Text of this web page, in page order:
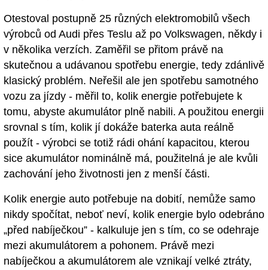
Otestoval postupně 25 různých elektromobilů všech
výrobců od Audi přes Teslu až po Volkswagen, někdy i
v několika verzích. Zaměřil se přitom právě na
skutečnou a udávanou spotřebu energie, tedy zdánlivě
klasický problém. Neřešil ale jen spotřebu samotného
vozu za jízdy - měřil to, kolik energie potřebujete k
tomu, abyste akumulátor plně nabili. A použitou energii
srovnal s tím, kolik jí dokáže baterka auta reálně
použít - výrobci se totiž rádi ohání kapacitou, kterou
sice akumulátor nominálně má, použitelná je ale kvůli
zachování jeho životnosti jen z menší části.
Kolik energie auto potřebuje na dobití, nemůže samo
nikdy spočítat, neboť neví, kolik energie bylo odebráno
„před nabíječkou” - kalkuluje jen s tím, co se odehraje
mezi akumulátorem a pohonem. Právě mezi
nabíječkou a akumulátorem ale vznikají velké ztráty,